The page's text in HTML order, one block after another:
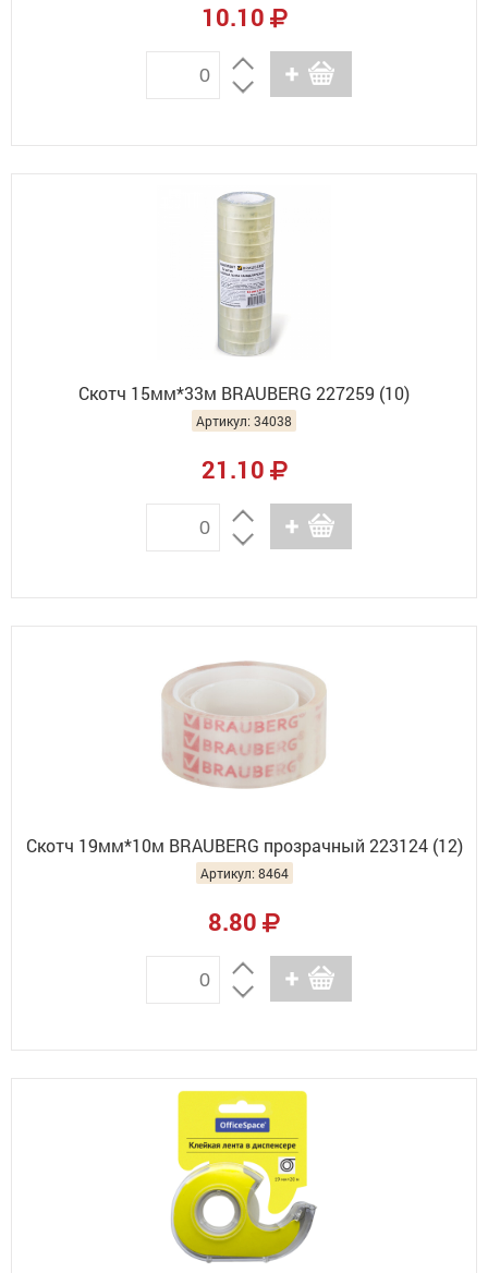
10.10
Скотч 15мм*33м BRAUBERG 227259 (10)
Артикул: 34038
21.10
Скотч 19мм*10м BRAUBERG прозрачный 223124 (12)
Артикул: 8464
8.80